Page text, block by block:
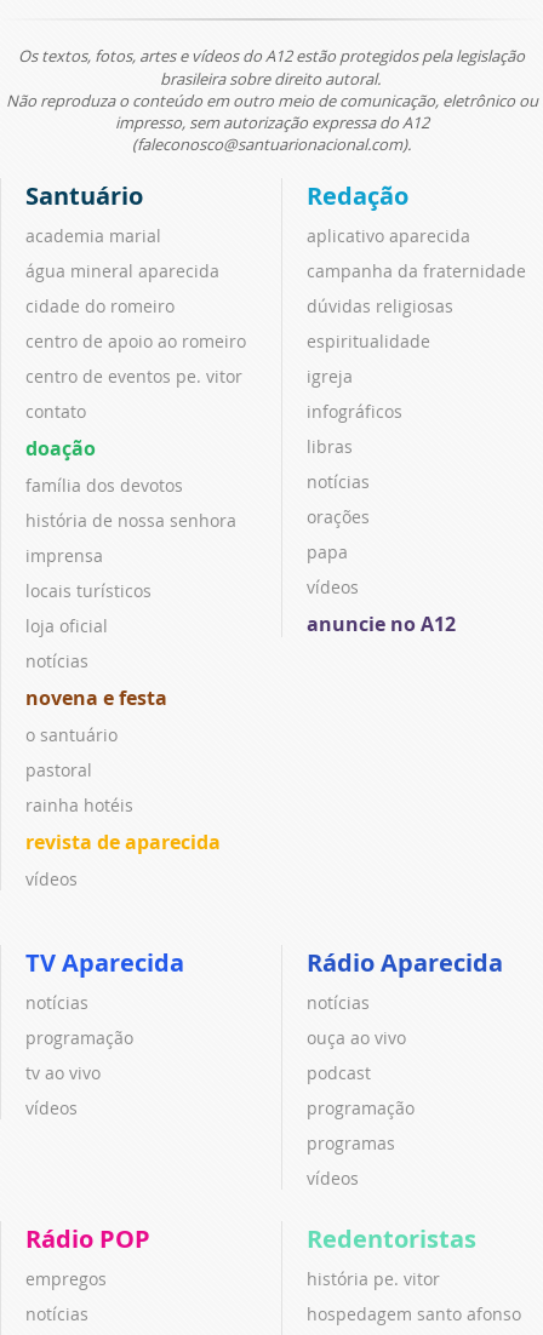
Os textos, fotos, artes e vídeos do A12 estão protegidos pela legislação
brasileira sobre direito autoral.
Não reproduza o conteúdo em outro meio de comunicação, eletrônico ou
impresso, sem autorização expressa do A12
(faleconosco@santuarionacional.com).
Santuário
academia marial
água mineral aparecida
cidade do romeiro
centro de apoio ao romeiro
centro de eventos pe. vitor
contato
doação
família dos devotos
história de nossa senhora
imprensa
locais turísticos
loja oficial
notícias
novena e festa
o santuário
pastoral
rainha hotéis
revista de aparecida
vídeos
Redação
aplicativo aparecida
campanha da fraternidade
dúvidas religiosas
espiritualidade
igreja
infográficos
libras
notícias
orações
papa
vídeos
anuncie no A12
TV Aparecida
notícias
programação
tv ao vivo
vídeos
Rádio Aparecida
notícias
ouça ao vivo
podcast
programação
programas
vídeos
Rádio POP
empregos
notícias
Redentoristas
história pe. vitor
hospedagem santo afonso